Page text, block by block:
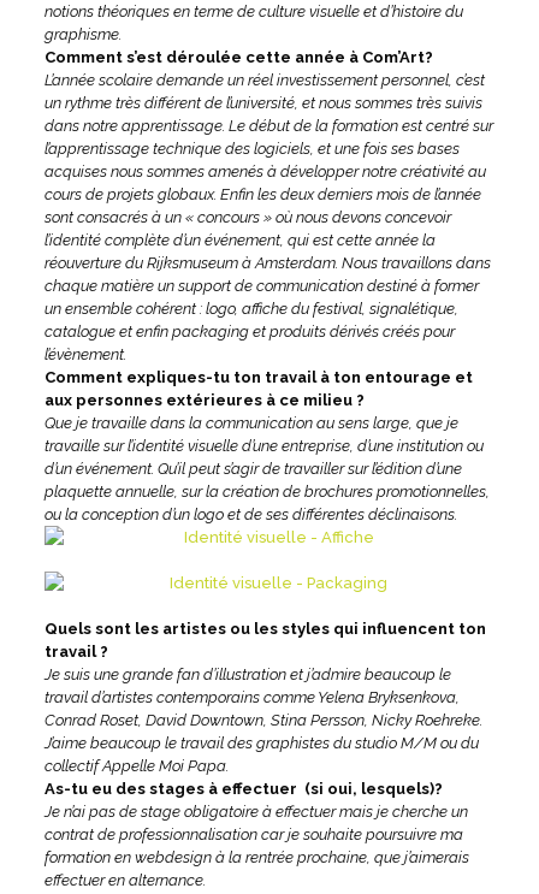
notions théoriques en terme de culture visuelle et d’histoire du
graphisme.
Comment s’est déroulée cette année à Com’Art?
L’année scolaire demande un réel investissement personnel, c’est
un rythme très différent de l’université, et nous sommes très suivis
dans notre apprentissage. Le début de la formation est centré sur
l’apprentissage technique des logiciels, et une fois ses bases
acquises nous sommes amenés à développer notre créativité au
cours de projets globaux. Enfin les deux derniers mois de l’année
sont consacrés à un « concours » où nous devons concevoir
l’identité complète d’un événement, qui est cette année la
réouverture du Rijksmuseum à Amsterdam. Nous travaillons dans
chaque matière un support de communication destiné à former
un ensemble cohérent : logo, affiche du festival, signalétique,
catalogue et enfin packaging et produits dérivés créés pour
l’évènement.
Comment expliques-tu ton travail à ton entourage et
aux personnes extérieures à ce milieu ?
Que je travaille dans la communication au sens large, que je
travaille sur l’identité visuelle d’une entreprise, d’une institution ou
d’un événement. Qu’il peut s’agir de travailler sur l’édition d’une
plaquette annuelle, sur la création de brochures promotionnelles,
ou la conception d’un logo et de ses différentes déclinaisons.
Quels sont les artistes ou les styles qui influencent ton
travail ?
Je suis une grande fan d’illustration et j’admire beaucoup le
travail d’artistes contemporains comme Yelena Bryksenkova,
Conrad Roset, David Downtown, Stina Persson, Nicky Roehreke.
J’aime beaucoup le travail des graphistes du studio M/M ou du
collectif Appelle Moi Papa.
As-tu eu des stages à effectuer (si oui, lesquels)?
Je n’ai pas de stage obligatoire à effectuer mais je cherche un
contrat de professionnalisation car je souhaite poursuivre ma
formation en webdesign à la rentrée prochaine, que j’aimerais
effectuer en alternance.